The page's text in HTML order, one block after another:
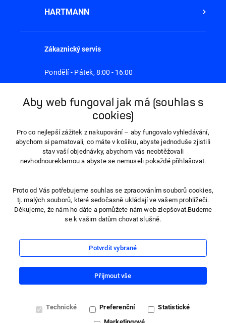
Aby web fungoval jak má (souhlas s
cookies)
Pro co nejlepší zážitek z nakupování – aby fungovalo vyhledávání,
abychom si pamatovali, co máte v košíku, abyste jednoduše zjistili
stav vaší objednávky, abychom vás neobtěžovali
nevhodnoureklamou a abyste se nemuseli pokaždé přihlašovat.
Proto od Vás potřebujeme souhlas se zpracováním souborů cookies,
tj. malých souborů, které sedočasně ukládají ve vašem prohlížeči.
Děkujeme, že nám ho dáte a pomůžete nám web zlepšovat.Budeme
se k vašim datům chovat slušně.
Potvrdit vybrané
Přijmout vše
Technické Preferenční
Statistické
HARTMANN
Zákaznický servis
Pondělí - Pátek,8:00 - 16:00
800 100 150
info@hartmanndirect.cz